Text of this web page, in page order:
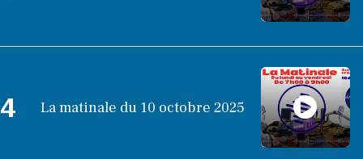
4 La matinale du 10 octobre 2025